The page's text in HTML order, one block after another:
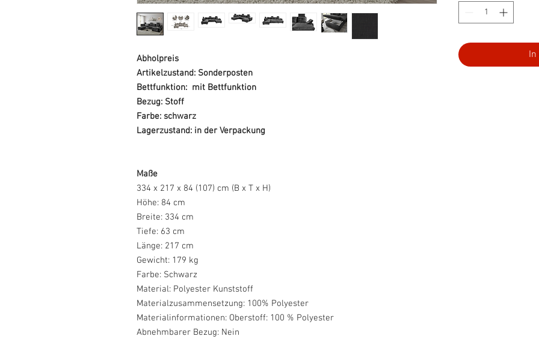
Abholpreis
Artikelzustand: Sonderposten
Bettfunktion: mit Bettfunktion
Bezug: Stoff
Farbe: schwarz
Lagerzustand: in der Verpackung
Maße
334 x 217 x 84 (107) cm (B x T x H)
Höhe: 84 cm
Breite: 334 cm
Tiefe: 63 cm
Länge: 217 cm
Gewicht: 179 kg
Farbe: Schwarz
Material: Polyester Kunststoff
Materialzusammensetzung: 100% Polyester
Materialinformationen: Oberstoff: 100 % Polyester
Abnehmbarer Bezug: Nein
In